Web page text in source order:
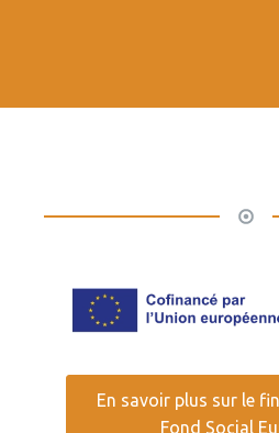
En savoir plus sur le
Fond Social